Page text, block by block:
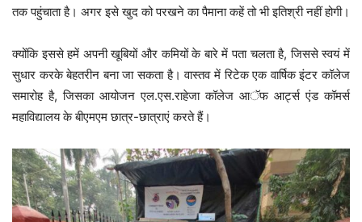
तक पहुंचाता है। अगर इसे खुद को परखने का पैमाना कहें तो भी इतिश्री नहीं होगी।
क्योंकि इससे हमें अपनी खूबियों और कमियों के बारे में पता चलता है, जिससे स्वयं में
सुधार करके बेहतरीन बना जा सकता है। वास्तव में रिटेक एक वार्षिक इंटर कॉलेज
समारोह है, जिसका आयोजन एल.एस.राहेजा कॉलेज आॅफ आर्ट्स एंड कॉमर्स
महाविद्यालय के बीएमएम छात्र-छात्राएं करते हैं।